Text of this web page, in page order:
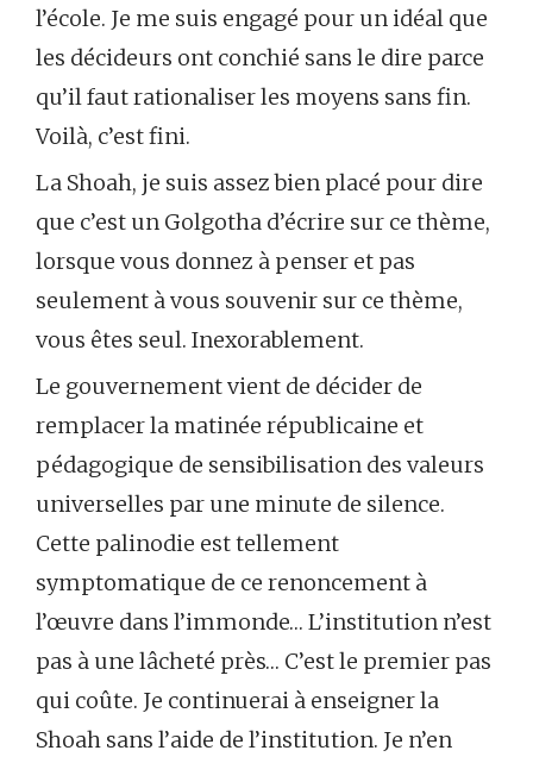
l’école. Je me suis engagé pour un idéal que
les décideurs ont conchié sans le dire parce
qu’il faut rationaliser les moyens sans fin.
Voilà, c’est fini.
La Shoah, je suis assez bien placé pour dire
que c’est un Golgotha d’écrire sur ce thème,
lorsque vous donnez à penser et pas
seulement à vous souvenir sur ce thème,
vous êtes seul. Inexorablement.
Le gouvernement vient de décider de
remplacer la matinée républicaine et
pédagogique de sensibilisation des valeurs
universelles par une minute de silence.
Cette palinodie est tellement
symptomatique de ce renoncement à
l’œuvre dans l’immonde… L’institution n’est
pas à une lâcheté près… C’est le premier pas
qui coûte. Je continuerai à enseigner la
Shoah sans l’aide de l’institution. Je n’en